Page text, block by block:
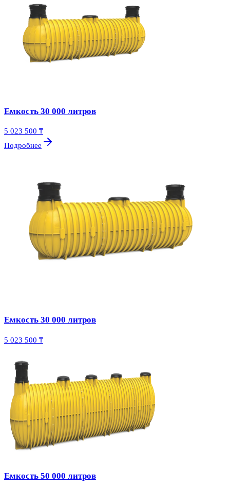
Емкость 30 000 литров
5 023 500 ₸
Подробнее
Емкость 30 000 литров
5 023 500 ₸
Емкость 50 000 литров